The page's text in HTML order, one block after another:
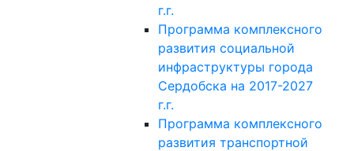
г.г.
Программа комплексного
развития социальной
инфраструктуры города
Сердобска на 2017-2027
г.г.
Программа комплексного
развития транспортной